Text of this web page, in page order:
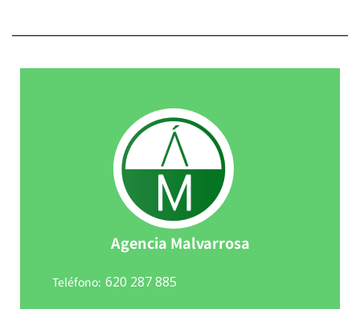
Agencia Malvarrosa
Teléfono: 620 287 885